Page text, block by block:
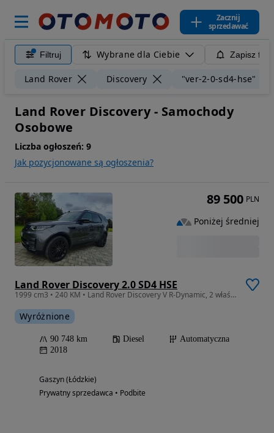
Zacznij
sprzedawać
Filtruj Wybrane dla Ciebie Zapisz
Land Rover Discovery "ver-2-0-sd4-hse"
Land Rover Discovery - Samochody
Osobowe
Liczba ogłoszeń: 9
Jak pozycjonowane są ogłoszenia?
Land Rover Discovery 2.0 SD4 HSE
1999 cm3 • 240 KM • Land Rover Discovery V R-Dynamic, 2 właściciel, salon Polska , Fvat
Wyróżnione
90 748 km Diesel
Automatyczna
2018
Gaszyn (Łódzkie)
Prywatny sprzedawca • Podbite
89 500 PLN
Poniżej średniej